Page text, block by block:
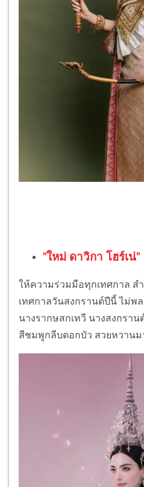
"ใหม่ ดาวิกา โฮร์เน่"
ให้ความร่วมมือทุกเทศกาล ส
เทศกาลวันสงกรานต์ปีนี้ ไม่พ
นางรากษสกเทวี นางสงกรา
สีชมพูกลีบดอกบัว สวยหวานม